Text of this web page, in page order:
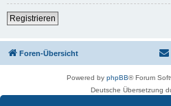
Registrieren
Foren-Übersicht
Powered by phpBB® Forum
Deutsche Übersetzung